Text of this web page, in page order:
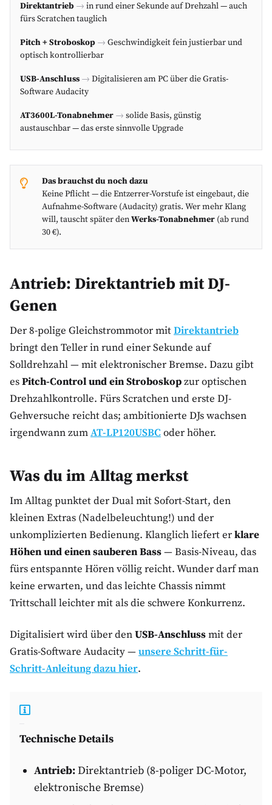
Direktantrieb → in rund einer Sekunde auf Drehzahl — auch
fürs Scratchen tauglich
Pitch + Stroboskop → Geschwindigkeit fein justierbar und
optisch kontrollierbar
USB-Anschluss → Digitalisieren am PC über die Gratis-
Software Audacity
AT3600L-Tonabnehmer → solide Basis, günstig
austauschbar — das erste sinnvolle Upgrade
Das brauchst du noch dazu
Keine Pflicht — die Entzerrer-Vorstufe ist eingebaut, die
Aufnahme-Software (Audacity) gratis. Wer mehr Klang
will, tauscht später denWerks-Tonabnehmer (ab rund
30 €).
Antrieb: Direktantrieb mit DJ-
Genen
Der 8-polige Gleichstrommotor mitDirektantrieb
bringt den Teller in rund einer Sekunde auf
Solldrehzahl — mit elektronischer Bremse. Dazu gibt
esPitch-Control und ein Stroboskopzur optischen
Drehzahlkontrolle. Fürs Scratchen und erste DJ-
Gehversuche reicht das; ambitionierte DJs wachsen
irgendwann zumAT-LP120USBC oder höher.
Was du im Alltag merkst
Im Alltag punktet der Dual mit Sofort-Start, den
kleinen Extras (Nadelbeleuchtung!) und der
unkomplizierten Bedienung. Klanglich liefert erklare
Höhen und einen sauberen Bass— Basis-Niveau, das
fürs entspannte Hören völlig reicht. Wunder darf man
keine erwarten, und das leichte Chassis nimmt
Trittschall leichter mit als die schwere Konkurrenz.
Digitalisiert wird über denUSB-Anschlussmit der
Gratis-Software Audacity —unsere Schritt-für-
Schritt-Anleitung dazu hier.
Technische Details
Antrieb:Direktantrieb (8-poliger DC-Motor,
elektronische Bremse)